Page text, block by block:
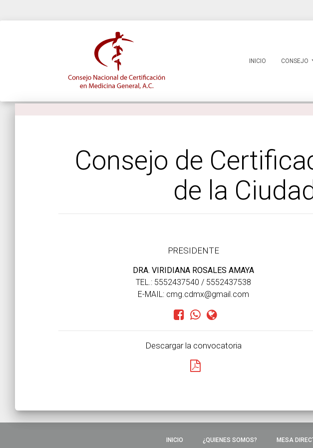
INICIO CONSEJO
Consejo de
de la
PRESIDENTE
DRA. VIRIDIANA ROSALES AMAYA
TEL.: 5552437540 / 5552437538
E-MAIL: cmg.cdmx@gmail.com
Descargar la convocatoria
INICIO ¿QUIENES SOMOS? MESA